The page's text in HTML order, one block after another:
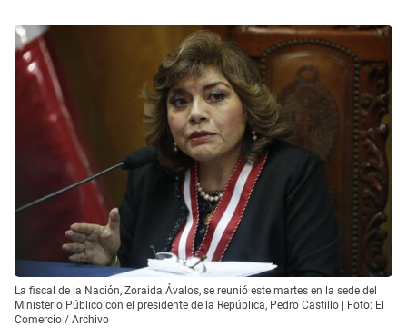
La fiscal de la Nación, Zoraida Ávalos, se reunió este martes en la sede del
Ministerio Público con el presidente de la República, Pedro Castillo | Foto: El
Comercio / Archivo